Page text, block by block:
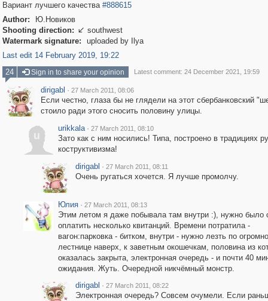
Вариант лучшего качества #888615
Author:
Ю.Новиков
Shooting direction:  southwest
Watermark signature:
uploaded by Ilya
Last edit 14 February 2019, 19:22
24
Sign in to share your opinion Latest comment: 24 December 2021, 19:59
dirigabl · 27 March 2011, 08:06
Если честно, глаза бы не глядели на этот сбербанковский
стоило ради этого сносить половину улицы.
u
urikkala · 27 March 2011, 08:10
Зато как с ним носились! Типа, построено в традициях
коструктивизма!
dirigabl · 27 March 2011, 08:11
Очень ругаться хочется. Я лучше промолчу.
Юлия · 27 March 2011, 08:13
Этим летом я даже побывала там внутри :), нужно было
оплатить несколько квитанций. Времени потратила -
вагон:парковка - битком, внутри - нужно лезть по
лестнице наверх, к заветным окошечкам, половина из
оказалась закрыта, электронная очередь - и почти 40
ожидания. Жуть. Очередной никчёмный монстр.
dirigabl · 27 March 2011, 08:22
Электронная очередь? Совсем очумели. Если